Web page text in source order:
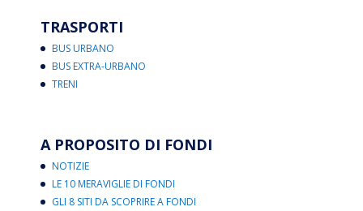
TRASPORTI
BUS URBANO
BUS EXTRA-URBANO
TRENI
A PROPOSITO DI FONDI
NOTIZIE
LE 10 MERAVIGLIE DI FONDI
GLI 8 SITI DA SCOPRIRE A FONDI